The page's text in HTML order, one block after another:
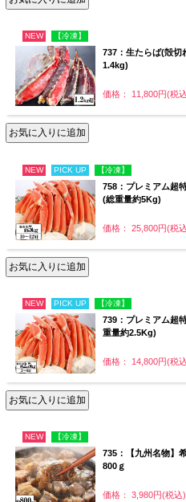
NEW 【冷凍】
737：生たらば(殻切
1.4kg)
価格： 11,800円(税
NEW PICK UP 【冷凍】
758：プレミアム超
(総重量約5Kg)
価格： 25,800円(税
NEW PICK UP 【冷凍】
739：プレミアム超
重量約2.5Kg)
価格： 14,800円(税
NEW 【冷凍】
735：【九州名物】
800ｇ
価格： 3,980円(税込)